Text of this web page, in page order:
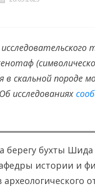
в скальной породе
Об исследованиях
берегу бухты
истории и
археологического